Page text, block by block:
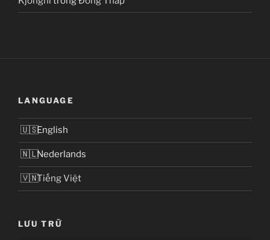
LANGUAGE
English
Nederlands
Tiếng Việt
LƯU TRỮ